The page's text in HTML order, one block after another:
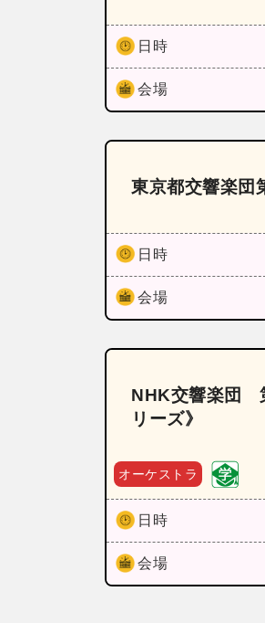
日時
会場
東京都交響楽団
日時
会場
NHK交響楽団
リーズ》
オーケストラ
日時
会場